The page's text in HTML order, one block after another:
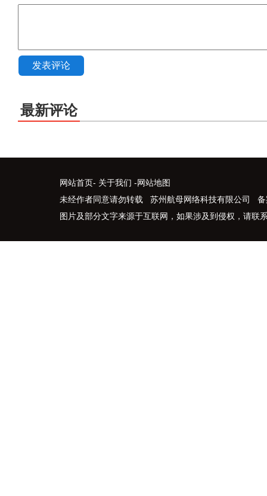
发表评论
最新评论
网站首页- 关于我们 -网站地图
未经作者同意请勿转载 苏州航母网络科技有限公司 备
图片及部分文字来源于互联网，如果涉及到侵权，请联